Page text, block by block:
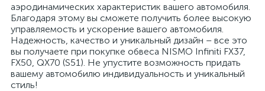
аэродинамических характеристик вашего автомобиля.
Благодаря этому вы сможете получить более высокую
управляемость и ускорение вашего автомобиля.
Надежность, качество и уникальный дизайн – все это
вы получаете при покупке обвеса NISMO Infiniti FX37,
FX50, QX70 (S51). Не упустите возможность придать
вашему автомобилю индивидуальность и уникальный
стиль!